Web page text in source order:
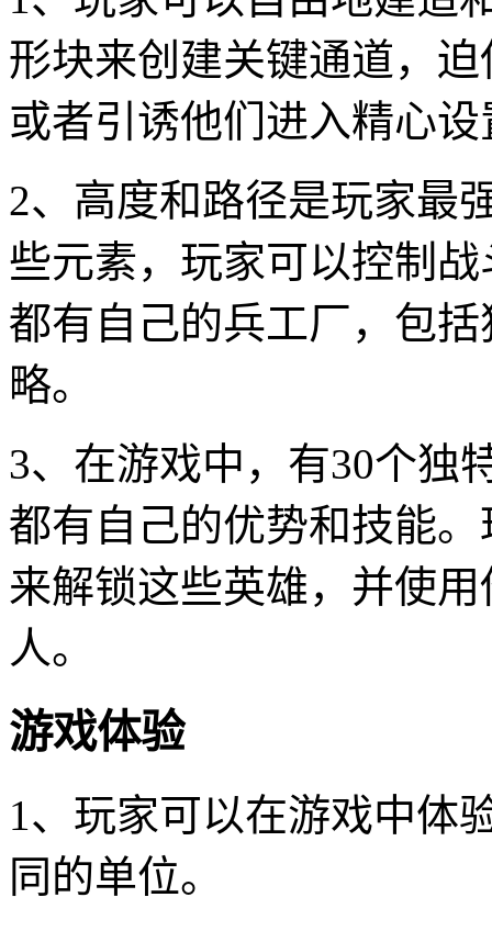
形块来创建关键通道，
或者引诱他们进入精心
2、高度和路径是玩家最
些元素，玩家可以控制
都有自己的兵工厂，包
略。
3、在游戏中，有30个独
都有自己的优势和技能
来解锁这些英雄，并使
人。
游戏体验
1、玩家可以在游戏中体
同的单位。